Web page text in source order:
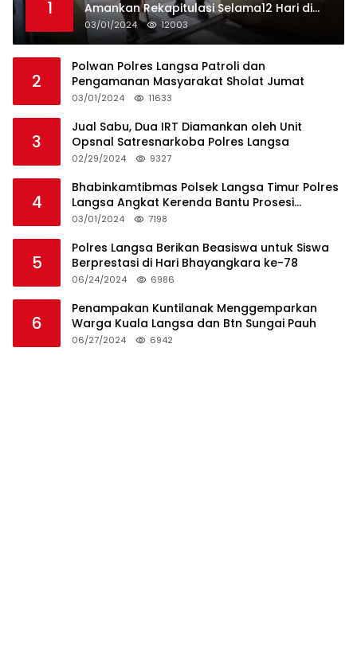
1
Amankan Rekapitulasi Selama12 Hari di
Kecamatan Baro
03/01/2024 12003
2
Polwan Polres Langsa Patroli dan
Pengamanan Masyarakat Sholat Jumat
03/01/2024 11633
3
Jual Sabu, Dua IRT Diamankan oleh Unit
Opsnal Satresnarkoba Polres Langsa
02/29/2024 9327
4
Bhabinkamtibmas Polsek Langsa Timur Polres
Langsa Angkat Kerenda Bantu Prosesi
Pemakaman Warga
03/01/2024 7198
5
Polres Langsa Berikan Beasiswa untuk Siswa
Berprestasi di Hari Bhayangkara ke-78
06/24/2024 6986
6
Penampakan Kuntilanak Menggemparkan
Warga Kuala Langsa dan Btn Sungai Pauh
06/27/2024 6942